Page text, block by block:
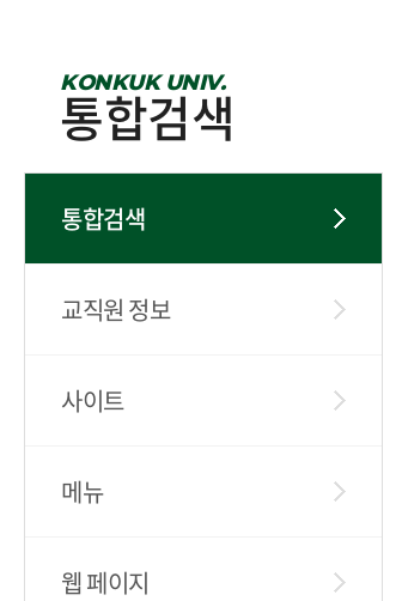
KONKUK UNIV.
통합검색
통합검색
교직원 정보
사이트
메뉴
웹 페이지